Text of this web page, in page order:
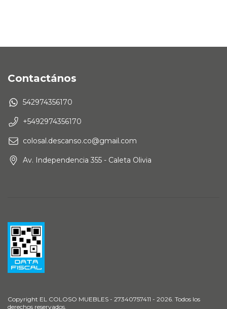
Contactános
542974356170
+5492974356170
colosal.descanso.co@gmail.com
Av. Independencia 355 - Caleta Olivia
Copyright EL COLOSO MUEBLES - 27340757411 - 2026. Todos los
derechos reservados.